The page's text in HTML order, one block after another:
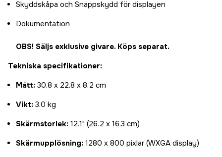
Skyddskåpa och Snäppskydd för displayen
Dokumentation
OBS! Säljs exklusive givare. Köps separat.
Tekniska specifikationer:
Mått: 30.8 x 22.8 x 8.2 cm
Vikt: 3.0 kg
Skärmstorlek: 12.1" (26.2 x 16.3 cm)
Skärmupplösning: 1280 x 800 pixlar (WXGA display)